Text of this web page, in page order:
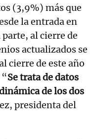
(3,9%) más que
la entrada en
al cierre de
actualizados se
cierre de este año
Se trata de datos
de los dos
presidenta del